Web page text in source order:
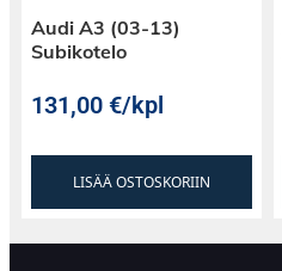
Audi A3 (03-13)
Subikotelo
131,00€/kpl
LISÄÄ OSTOSKORIIN